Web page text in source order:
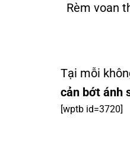
Rèm voan
Tại mỗi
cản bớt ánh
[wptb id=3720]